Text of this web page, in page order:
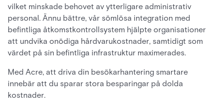
vilket minskade behovet av ytterligare administrativ
personal. Ännu bättre, vår sömlösa integration med
befintliga åtkomstkontrollsystem hjälpte organisationer
att undvika onödiga hårdvarukostnader, samtidigt som
värdet på sin befintliga infrastruktur maximerades.
Med Acre, att driva din besökarhantering smartare
innebär att du sparar stora besparingar på dolda
kostnader.